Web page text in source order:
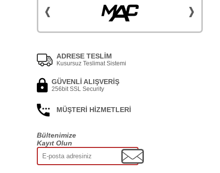
ADRESE TESLİM
Kusursuz Teslimat Sistemi
GÜVENLİ ALIŞVERİŞ
256bit SSL Security
MÜŞTERİ HİZMETLERİ
Bültenimize
Kayıt Olun